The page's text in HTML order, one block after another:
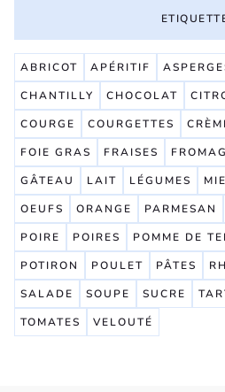
ABRICOT APÉRITIF
CHANTILLY
CHOCOLAT
COURGE
COURGETTES
FOIE GRAS
FRAISES
GÂTEAU
LAIT LÉGUMES
OEUFS
ORANGE PARMESAN
POIRE
POIRES POMME DE
POTIRON
POULET PÂTES
SALADE
SOUPE SUCRE
TOMATES
VELOUTÉ